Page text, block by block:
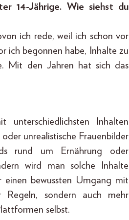
14-Jährige. Wie siehst du
ich rede, weil ich schon vor
ich begonnen habe, Inhalte zu
Mit den Jahren hat sich das
Inhalten
unrealistische Frauenbilder
rund um Ernährung oder
wird man solche Inhalte
bewussten Umgang mit
Regeln, sondern auch mehr
selbst.